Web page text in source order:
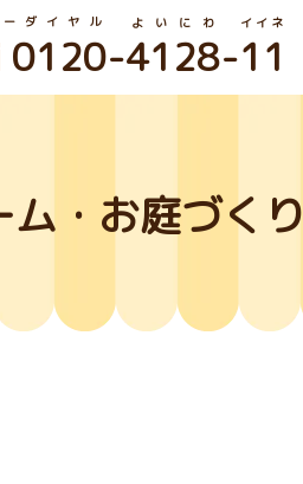
0120
ダイヤル
-4128
よいにわ
-11
イイネ
・お庭づくり